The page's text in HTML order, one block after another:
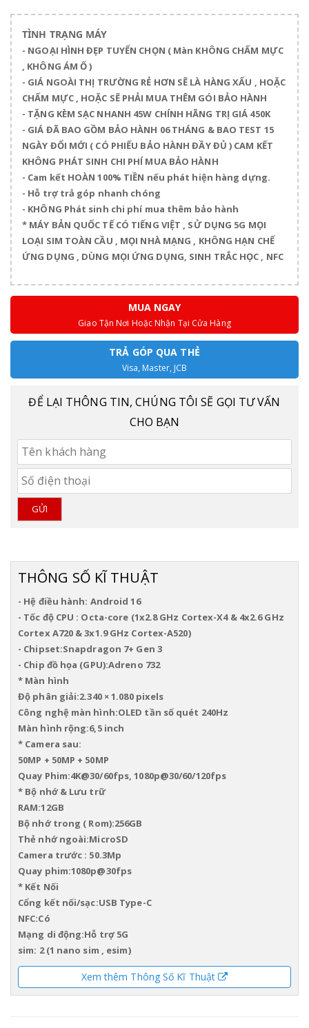
TÌNH TRẠNG MÁY
- NGOẠI HÌNH ĐẸP TUYỂN CHỌN ( Màn KHÔNG CHẤM MỰC
, KHÔNG ÁM Ố )
- GIÁ NGOÀI THỊ TRƯỜNG RẺ HƠN SẼ LÀ HÀNG XẤU , HOẶC
CHẤM MỰC , HOẶC SẼ PHẢI MUA THÊM GÓI BẢO HÀNH
- TẶNG KÈM SẠC NHANH 45W CHÍNH HÃNG TRỊ GIÁ 450K
- GIÁ ĐÃ BAO GỒM BẢO HÀNH 06 THÁNG & BAO TEST 15
NGÀY ĐỔI MỚI ( CÓ PHIẾU BẢO HÀNH ĐẦY ĐỦ ) CAM KẾT
KHÔNG PHÁT SINH CHI PHÍ MUA BẢO HÀNH
- Cam kết HOÀN 100% TIỀN nếu phát hiện hàng dựng.
- Hỗ trợ trả góp nhanh chóng
- KHÔNG Phát sinh chi phí mua thêm bảo hành
* MÁY BẢN QUỐC TẾ CÓ TIẾNG VIỆT , SỬ DỤNG 5G MỌI
LOẠI SIM TOÀN CẦU , MỌI NHÀ MẠNG , KHÔNG HẠN CHẾ
ỨNG DỤNG , DÙNG MỌI ỨNG DỤNG, SINH TRẮC HỌC , NFC
MUA NGAY
Giao Tận Nơi Hoặc Nhận Tại Cửa Hàng
TRẢ GÓP QUA THẺ
Visa, Master, JCB
ĐỂ LẠI THÔNG TIN, CHÚNG TÔI SẼ GỌI TƯ VẤN
CHO BẠN
GỬI
THÔNG SỐ KĨ THUẬT
- Hệ điều hành: Android 16
- Tốc độ CPU : Octa-core (1x2.8 GHz Cortex-X4 & 4x2.6 GHz
Cortex A720 & 3x1.9 GHz Cortex-A520)
- Chipset:Snapdragon 7+ Gen 3
- Chip đồ họa (GPU):Adreno 732
* Màn hình
Độ phân giải:2.340 × 1.080 pixels
Công nghệ màn hình:OLED tần số quét 240Hz
Màn hình rộng:6,5 inch
* Camera sau:
50MP + 50MP + 50MP
Quay Phim:4K@30/60fps, 1080p@30/60/120fps
* Bộ nhớ & Lưu trữ
RAM:12GB
Bộ nhớ trong ( Rom):256GB
Thẻ nhớ ngoài:MicroSD
Camera trước : 50.3Mp
Quay phim:1080p@30fps
* Kết Nối
Cổng kết nối/sạc:USB Type-C
NFC:Có
Mạng di động:Hỗ trợ 5G
sim: 2 (1 nano sim , esim)
Wifi:Wi-Fi 7
Bluetooth:5.4
- Dung lượng pin:5,000 mAh
Xem thêm Thông Số Kĩ Thuật